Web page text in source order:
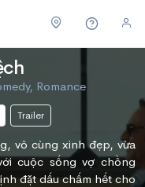
Romance
Trailer
vô cùng xinh đẹp, vừa
cuộc sống vợ chồng
đặt dấu chấm hết cho